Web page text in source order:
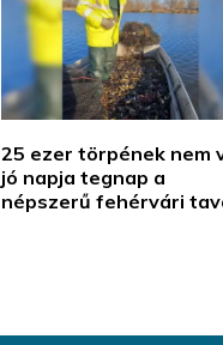
25 ezer törpének nem
jó napja tegnap a
népszerű fehérvári